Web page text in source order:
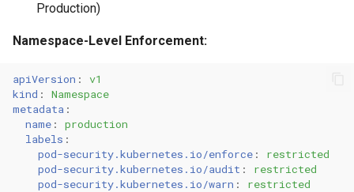
Production)
Namespace-Level Enforcement:
apiVersion :
v1
kind :
Namespace
metadata :
name :
production
labels :
pod-security.kubernetes.io/enforce :
restricted
pod-security.kubernetes.io/audit :
restricted
pod-security.kubernetes.io/warn : restricted